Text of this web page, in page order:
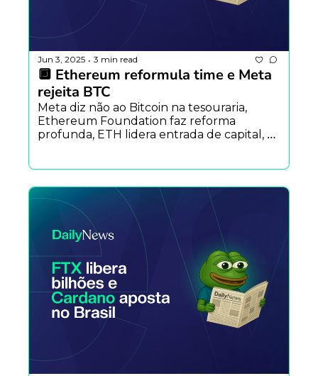
Jun 3, 2025 • 3 min read
🔲 Ethereum reformula time e Meta
rejeita BTC
Meta diz não ao Bitcoin na tesouraria,
Ethereum Foundation faz reforma
profunda, ETH lidera entrada de capital,